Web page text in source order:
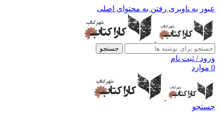
عبور به ناوبری رفتن به محتوای اصلی
جستجو
ورود / ثبت نام
0 موارد
جستجو